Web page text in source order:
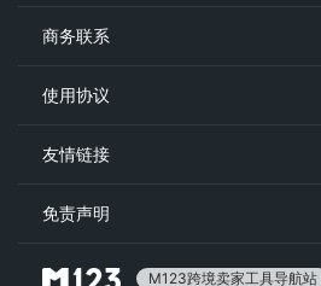
商务联系
使用协议
友情链接
免责声明
M123跨境卖家工具导航站